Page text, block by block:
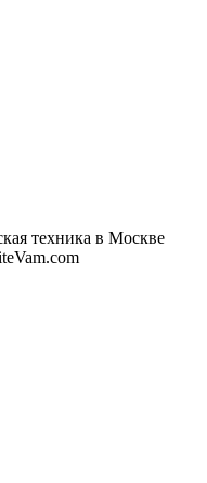
техника в Москве